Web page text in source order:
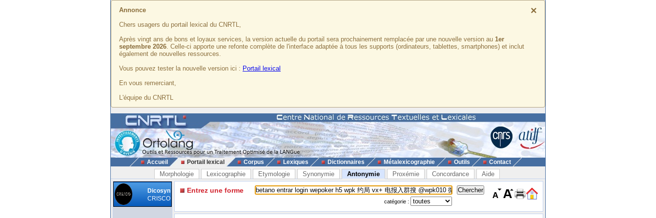
×
Annonce
Chers usagers du portail lexical du CNRTL,
Après vingt ans de bons et loyaux services, la version actuelle du portail sera prochainement remplacée par une nouvelle version au 1er
septembre 2026. Celle-ci apporte une refonte complète de l'interface adaptée à tous les supports (ordinateurs, tablettes, smartphones) et inclut
également de nouvelles ressources.
Vous pouvez tester la nouvelle version ici : Portail lexical
En vous remerciant,
L'équipe du CNRTL
Accueil Portail lexical Corpus Lexiques Dictionnaires Métalexicographie Outils Contact
Morphologie Lexicographie Etymologie Synonymie Antonymie Proxémie Concordance Aide
Dicosyn
CRISCO
Entrez une forme
catégorie :